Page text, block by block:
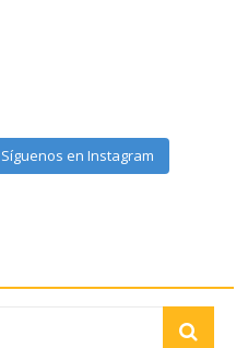
Síguenos en Instagram